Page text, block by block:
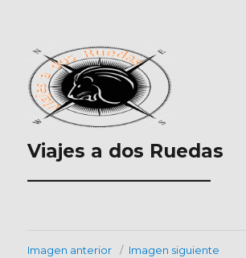
Viajes a dos Ruedas
___________________
Imagen anterior Imagen siguiente